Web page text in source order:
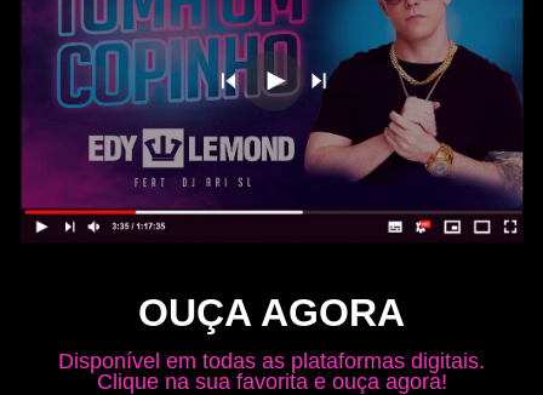
OUÇA AGORA
Disponível em todas as plataformas digitais.
Clique na sua favorita e ouça agora!